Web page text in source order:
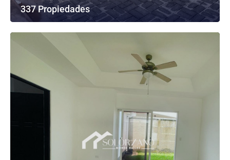
337 Propiedades
Ver Todas Las Propiedades